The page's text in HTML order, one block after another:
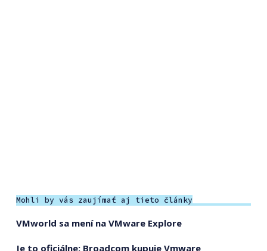
Mohli by vás zaujímať aj tieto články
VMworld sa mení na VMware Explore
Je to oficiálne: Broadcom kupuje Vmware